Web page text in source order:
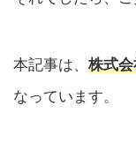
本記事は、 株式
なっています。